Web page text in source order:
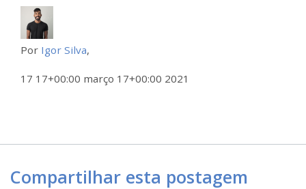
Por Igor Silva,
17 17+00:00 março 17+00:00 2021
Compartilhar esta postagem